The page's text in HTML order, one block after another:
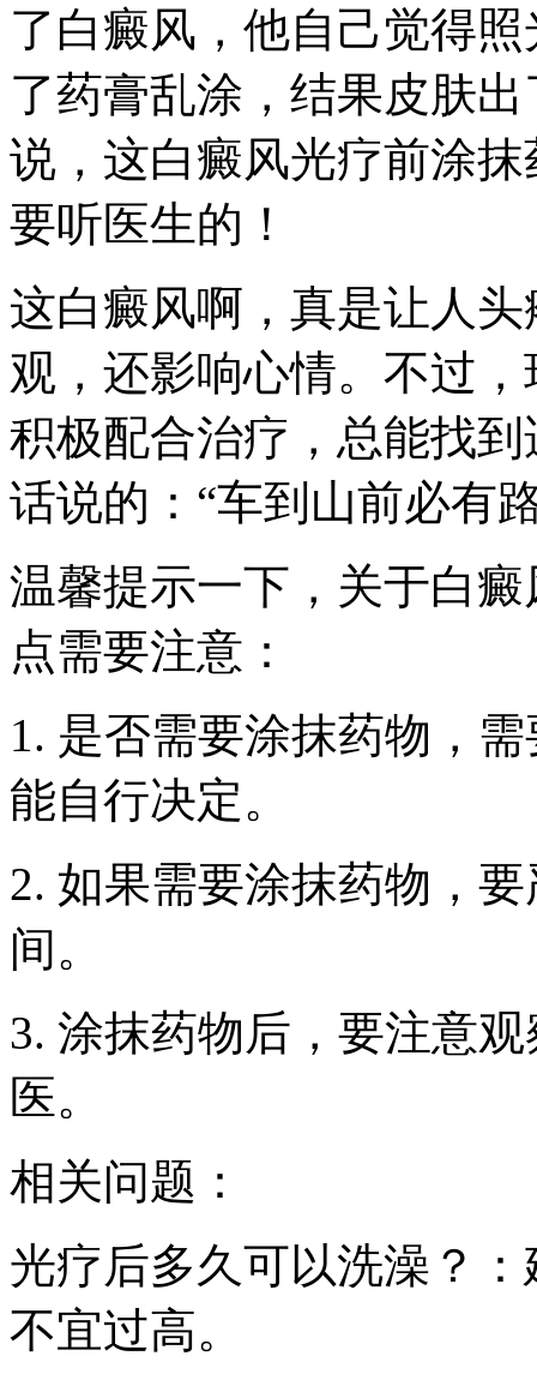
了白癜风，他自己觉得
了药膏乱涂，结果皮肤
说，这白癜风光疗前涂
要听医生的！
这白癜风啊，真是让人
观，还影响心情。不过
积极配合治疗，总能找
话说的：“车到山前必有
温馨提示一下，关于白
点需要注意：
1. 是否需要涂抹药物，
能自行决定。
2. 如果需要涂抹药物，
间。
3. 涂抹药物后，要注意
医。
相关问题：
光疗后多久可以洗澡？
不宜过高。